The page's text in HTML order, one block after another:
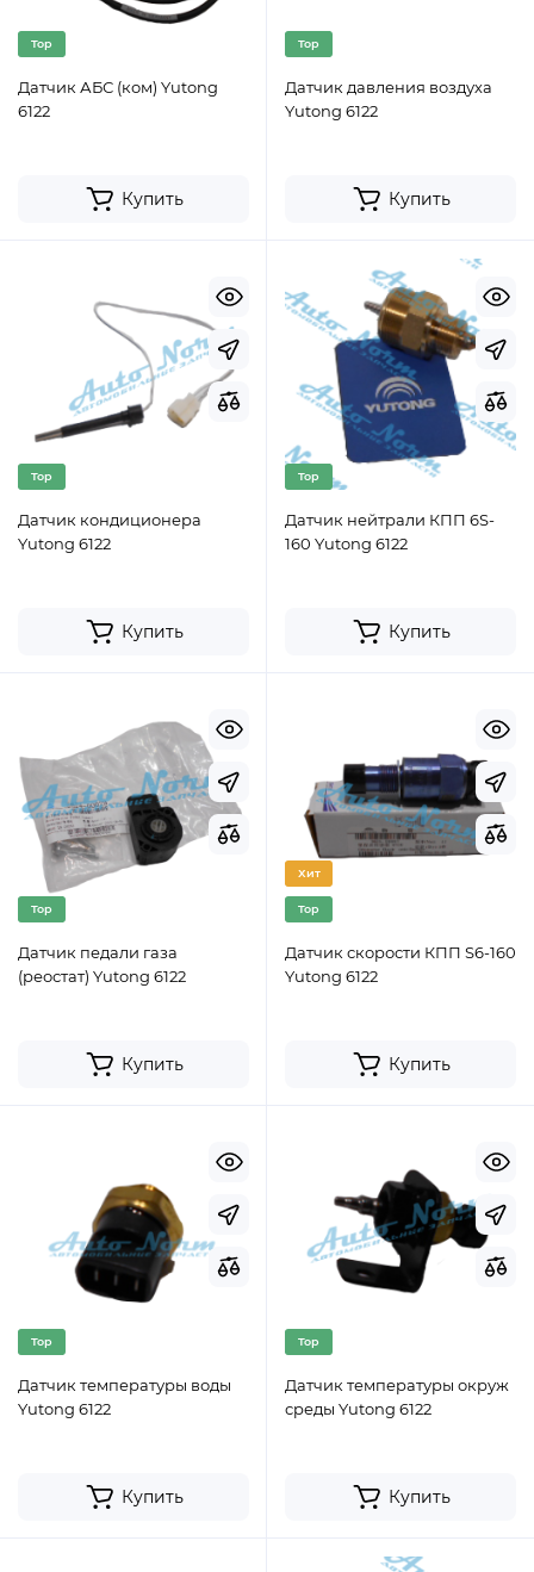
Top
Датчик АБС (ком) Yutong
6122
Купить
Top
Датчик давления воздуха
Yutong 6122
Купить
Top
Датчик кондиционера
Yutong 6122
Купить
Top
Датчик нейтрали КПП 6S-
160 Yutong 6122
Купить
Top
Датчик педали газа
(реостат) Yutong 6122
Купить
Хит
Top
Датчик скорости КПП S6-160
Yutong 6122
Купить
Top
Датчик температуры воды
Yutong 6122
Купить
Top
Датчик температуры окруж
среды Yutong 6122
Купить